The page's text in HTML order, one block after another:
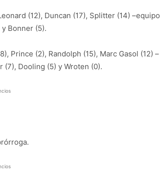
(12), Duncan (17), Splitter (14) –equipo
Bonner (5).
Prince (2), Randolph (15), Marc Gasol (12) –
Dooling (5) y Wroten (0).